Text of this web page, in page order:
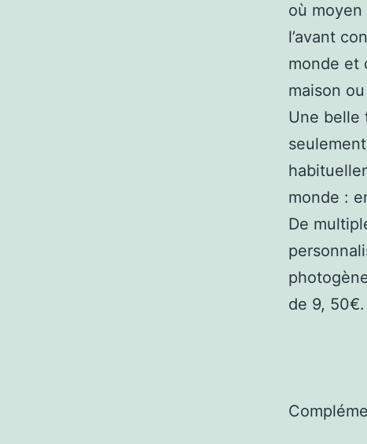
où
l’avant
monde et
maison
Une belle
monde :
De
de 9, 50€.